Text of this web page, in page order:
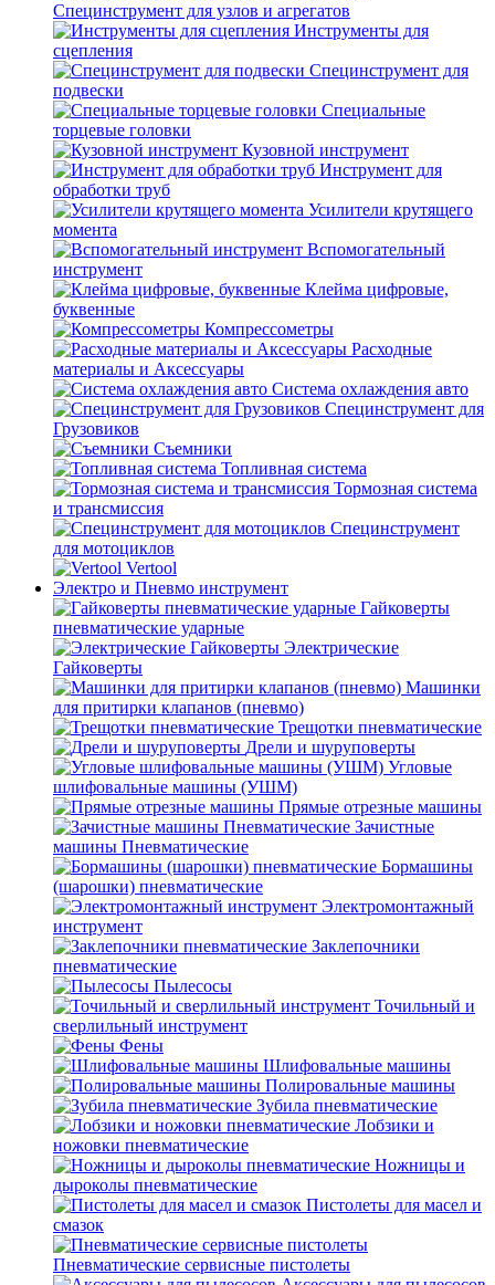
Специнструмент для узлов и агрегатов
Инструменты для
сцепления
Специнструмент для
подвески
Специальные
торцевые головки
Кузовной инструмент
Инструмент для
обработки труб
Усилители крутящего
момента
Вспомогательный
инструмент
Клейма цифровые,
буквенные
Компрессометры
Расходные
материалы и Аксессуары
Система охлаждения авто
Специнструмент для
Грузовиков
Съемники
Топливная система
Тормозная система
и трансмиссия
Специнструмент
для мотоциклов
Vertool
Электро и Пневмо инструмент
Гайковерты
пневматические ударные
Электрические
Гайковерты
Машинки
для притирки клапанов (пневмо)
Трещотки пневматические
Дрели и шуруповерты
Угловые
шлифовальные машины (УШМ)
Прямые отрезные машины
Зачистные
машины Пневматические
Бормашины
(шарошки) пневматические
Электромонтажный
инструмент
Заклепочники
пневматические
Пылесосы
Точильный и
сверлильный инструмент
Фены
Шлифовальные машины
Полировальные машины
Зубила пневматические
Лобзики и
ножовки пневматические
Ножницы и
дыроколы пневматические
Пистолеты для масел и
смазок
Пневматические сервисные пистолеты